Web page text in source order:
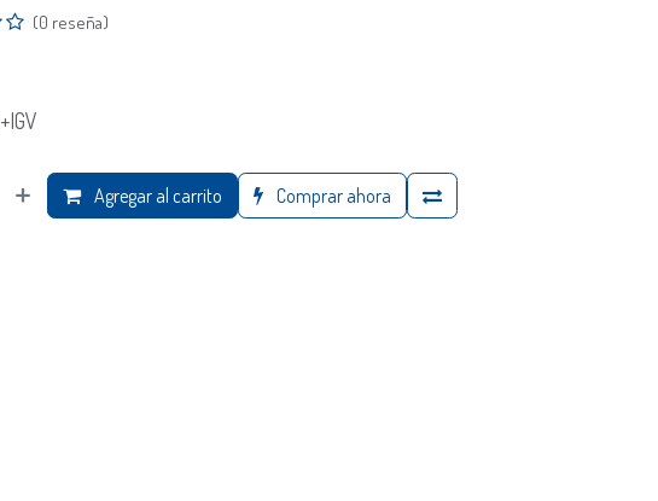
(0 reseña)
+IGV
Agregar al carrito Comprar ahora